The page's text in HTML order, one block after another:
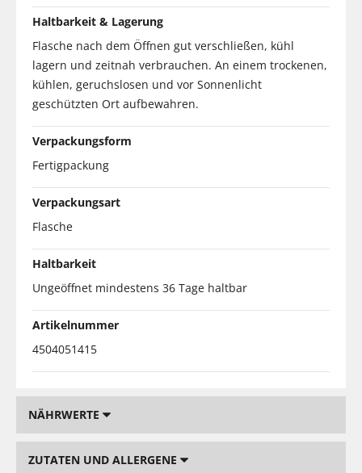
Haltbarkeit & Lagerung
Flasche nach dem Öffnen gut verschließen, kühl
lagern und zeitnah verbrauchen. An einem trockenen,
kühlen, geruchslosen und vor Sonnenlicht
geschützten Ort aufbewahren.
Verpackungsform
Fertigpackung
Verpackungsart
Flasche
Haltbarkeit
Ungeöffnet mindestens 36 Tage haltbar
Artikelnummer
4504051415
NÄHRWERTE
ZUTATEN UND ALLERGENE